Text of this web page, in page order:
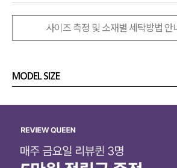
사이즈 측정 및 소재별 세탁방법 안
MODEL SIZE